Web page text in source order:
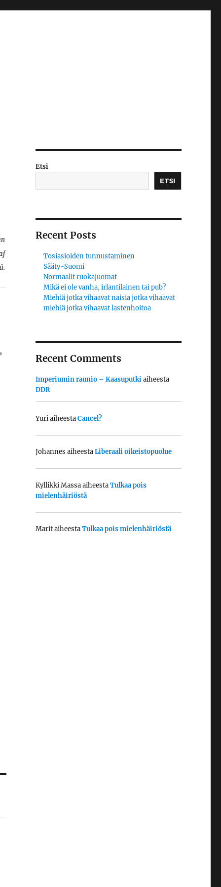
Etsi
ETSI
Recent Posts
Tosiasioiden tunnustaminen
Sääty-Suomi
Normaalit ruokajuomat
Mikä ei ole vanha, irlantilainen tai pub?
Miehiä jotka vihaavat naisia jotka vihaavat
miehiä jotka vihaavat lastenhoitoa
Recent Comments
Imperiumin raunio – Kaasuputkiaiheesta
DDR
YuriaiheestaCancel?
Johannes aiheestaLiberaali oikeistopuolue
Kyllikki MassaaiheestaTulkaa pois
mielenhäiriöstä
MaritaiheestaTulkaa pois mielenhäiriöstä